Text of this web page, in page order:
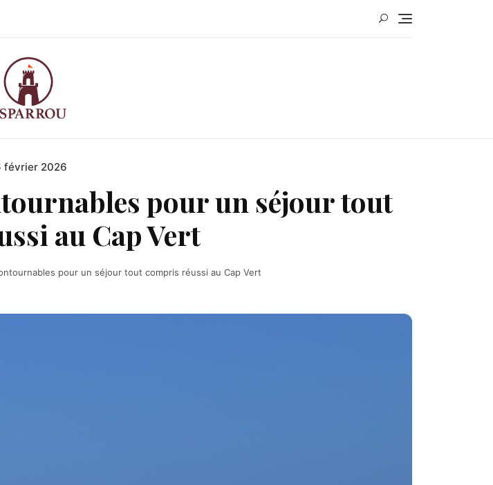
Posted
février 2026
pour un séjour tout
au Cap Vert
pour un séjour tout compris réussi au Cap Vert